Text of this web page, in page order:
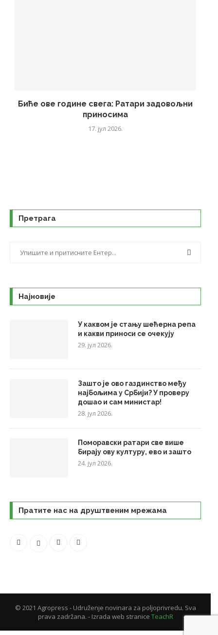
Биће ове године свега: Ратари задовољни
приносима
17. јул 2026.
Претрага
Најновије
У каквом је стању шећерна репа
и какви приноси се очекују
29. јул 2026.
Зашто је ово газдинство међу
најбољима у Србији? У проверу
дошао и сам министар!
28. јул 2026.
Поморавски ратари све више
бирају ову културу, ево и зашто
24. јул 2026.
Пратите нас на друштвеним мрежама
© 2021 Agropress - Udruženje novinara za poljoprivredu. Sva
prava zadržana. - Izrada web stranice TeachR